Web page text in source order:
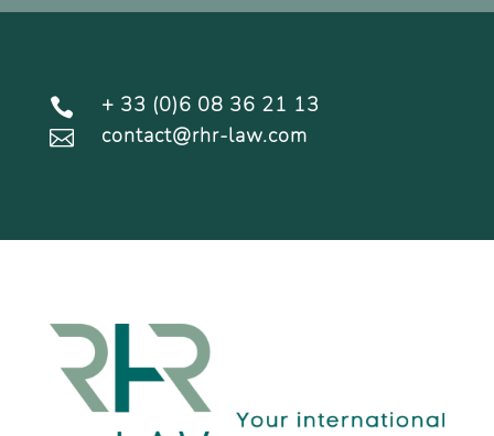
 + 33 (0)6 08 36 21 13
 contact@rhr-law.com